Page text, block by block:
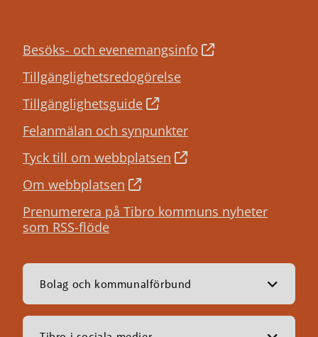
Besöks- och evenemangsinfo
Tillgänglighetsredogörelse
Tillgänglighetsguide
Felanmälan och synpunkter
Tyck till om webbplatsen
Om webbplatsen
Prenumerera på Tibro kommuns nyheter
som RSS-flöde
Bolag och kommunalförbund